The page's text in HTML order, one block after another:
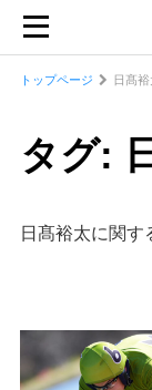
トップページ 日髙裕
タグ:
日髙裕太に関す